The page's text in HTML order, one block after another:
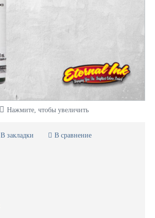
Нажмите, чтобы увеличить
В закладки В сравнение